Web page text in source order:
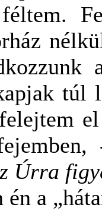
féltem.
túl
Úrra
a